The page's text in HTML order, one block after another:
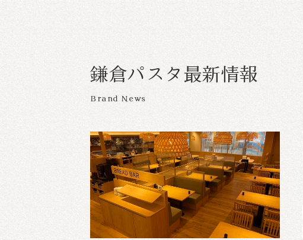
鎌倉パ ス タ 最新情報
Brand News